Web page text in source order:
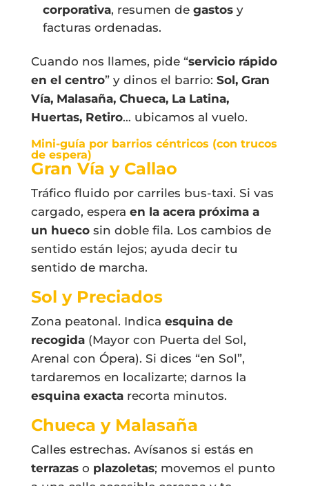
corporativa, resumen de gastosy
facturas ordenadas.
Cuando nos llames, pide “servicio rápido
en el centro” y dinos el barrio: Sol, Gran
Vía, Malasaña, Chueca, La Latina,
Huertas, Retiro… ubicamos al vuelo.
Mini-guía por barrios céntricos (con trucos
de espera)
Gran Vía y Callao
Tráfico fluido por carriles bus-taxi. Si vas
cargado, espera en la acera próxima a
un huecosin doble fila. Los cambios de
sentido están lejos; ayuda decir tu
sentido de marcha.
Sol y Preciados
Zona peatonal. Indica esquina de
recogida(Mayor con Puerta del Sol,
Arenal con Ópera). Si dices “en Sol”,
tardaremos en localizarte; darnos la
esquina exactarecorta minutos.
Chueca y Malasaña
Calles estrechas. Avísanos si estás en
terrazaso plazoletas; movemos el punto